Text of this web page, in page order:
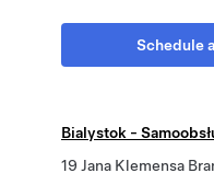
Schedule
Bialystok -
19 Jana Klemensa